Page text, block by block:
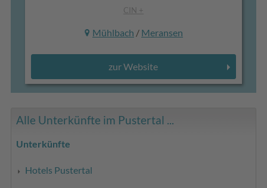
CIN +
Mühlbach / Meransen
zur Website
Alle Unterkünfte im Pustertal ...
Unterkünfte
Hotels Pustertal